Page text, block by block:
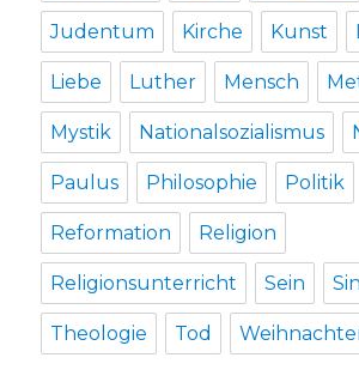
Judentum Kirche Kunst
Liebe Luther Mensch
Mystik Nationalsozialismus
Paulus Philosophie Politik
Reformation Religion
Religionsunterricht Sein
Theologie Tod